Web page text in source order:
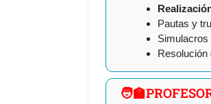
Pautas y
Simulacros
Resolución